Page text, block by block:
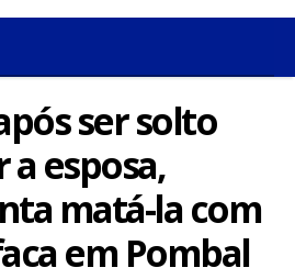
ser solto
esposa,
matá-la com
em Pombal